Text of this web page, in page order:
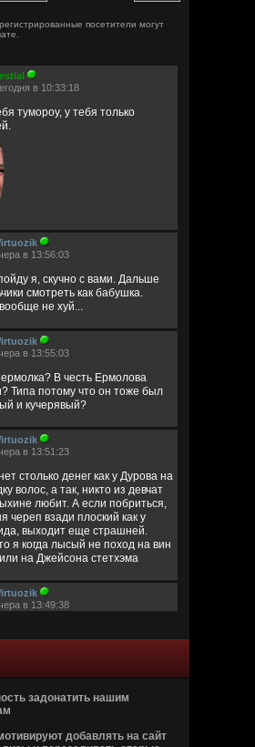
посетители могут
в 10:33:18
тумороу, у тебя только
в 13:56:03
я, скучно с вами. Дальше
смотреть как бабушка.
не хуй...
в 13:55:03
В честь Ермолова
Типа потому что он тоже был
и кучерявый?
в 13:51:23
столько денег как у Дурова на
волос, а так, никто из девчат
любит. А если побриться,
череп взади плоский как у
выходит еще страшней.
я когда лысый не поход на вин
на Джейсона стетхэма
в 13:49:38
ходить, плешь видно, а в
будет
в 13:48:50
который сам лишь про
задонатить нашим
добавлять на сайт